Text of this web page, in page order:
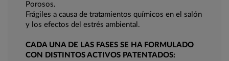
Porosos.
Frágiles a causa de tratamientos químicos en el salón
y los efectos del estrés ambiental.
CADA UNA DE LAS FASES SE HA FORMULADO
CON DISTINTOS ACTIVOS PATENTADOS: